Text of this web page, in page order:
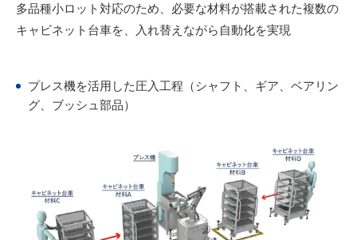
多品種小ロット対応のため、必要な材料が搭載された複数の
キャビネット台車を、入れ替えながら自動化を実現
プレス機を活用した圧入工程（シャフト、ギア、ベアリン
グ、ブッシュ部品）